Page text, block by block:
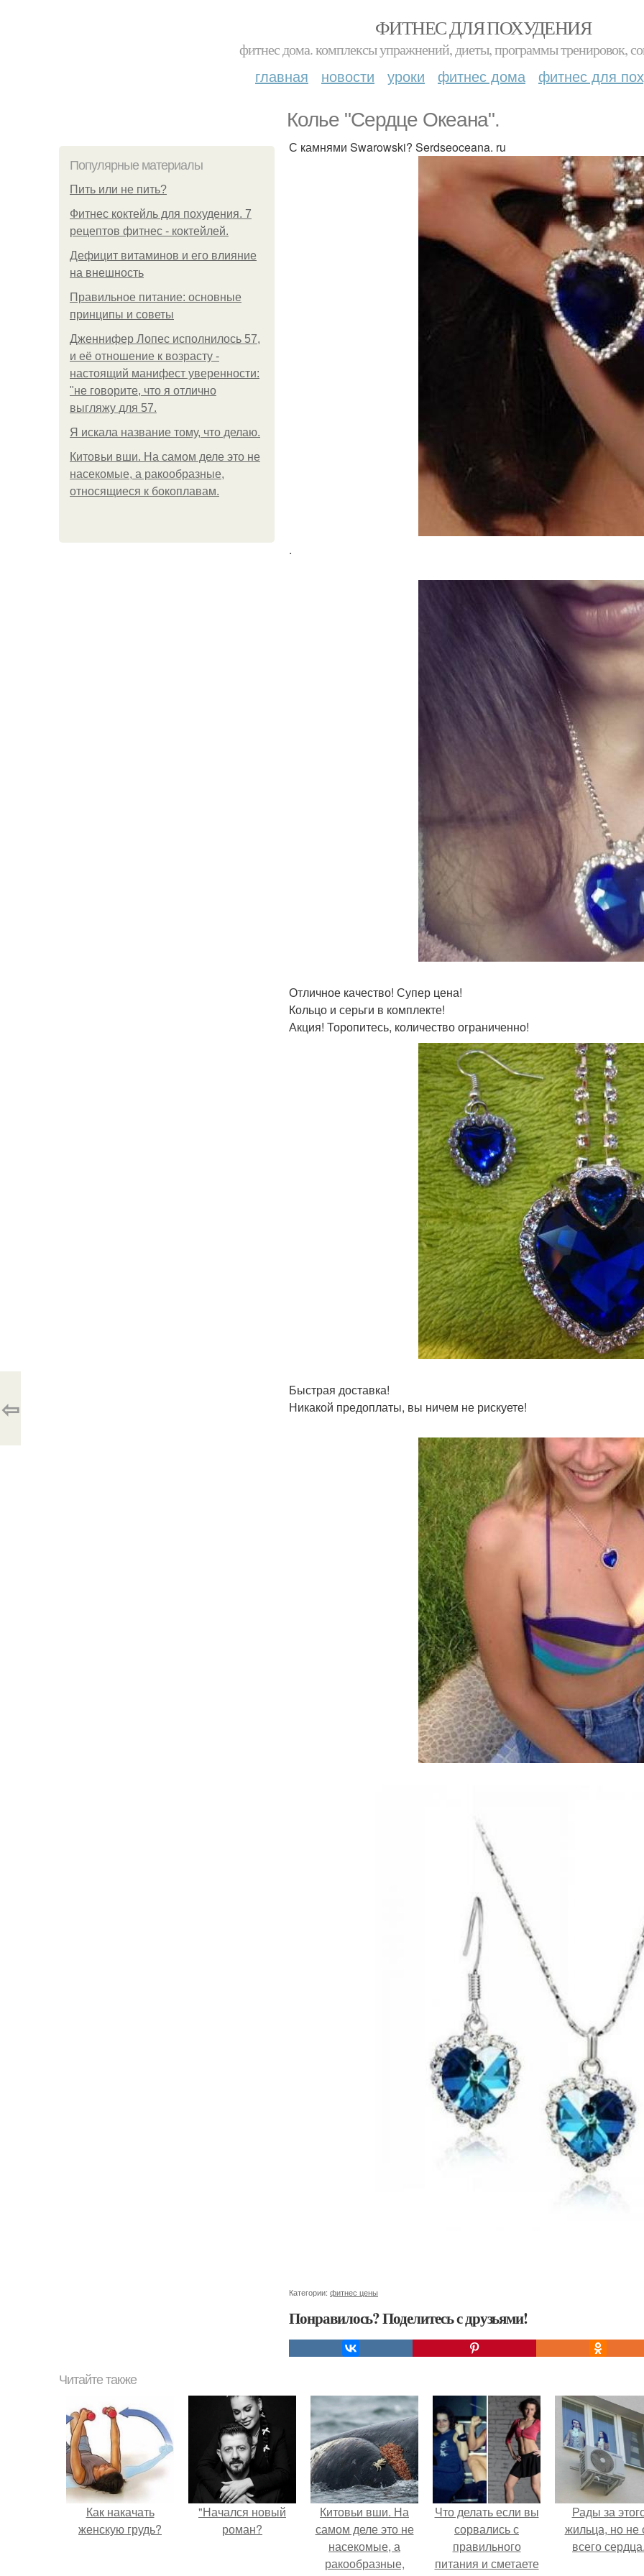
ФИТНЕС ДЛЯ ПОХУДЕНИЯ
фитнес дома. комплексы упражнений, диеты, программы тренировок,
главная новости уроки фитнес дома фитнес для
Колье "Сердце Океана".
Популярные материалы
Пить или не пить?
Фитнес коктейль для похудения. 7
рецептов фитнес - коктейлей.
Дефицит витаминов и его влияние
на внешность
Правильное питание: основные
принципы и советы
Дженнифер Лопес исполнилось 57,
и её отношение к возрасту -
настоящий манифест уверенности:
"не говорите, что я отлично
выгляжу для 57.
Я искала название тому, что делаю.
Китовьи вши. На самом деле это не
насекомые, а ракообразные,
относящиеся к бокоплавам.
С камнями Swarowski? Serdseoceana. ru
.
Отличное качество! Супер цена!
Кольцо и серьги в комплекте!
Акция! Торопитесь, количество ограниченно!
Быстрая доставка!
Никакой предоплаты, вы ничем не рискуете!
Категории: фитнес цены
Понравилось? Поделитесь с друзьями!
⇦
Читайте также
Как накачать
женскую грудь?
"Начался новый
роман?
Китовьи вши. На
самом деле это не
насекомые, а
ракообразные,
Что делать если вы
сорвались с
правильного
питания и сметаете
Рады за
жильца, но не
всего